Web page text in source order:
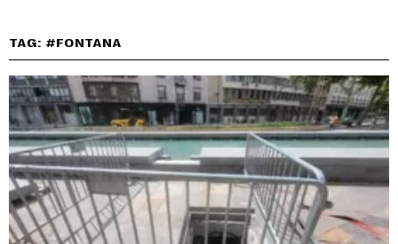
TAG: #FONTANA